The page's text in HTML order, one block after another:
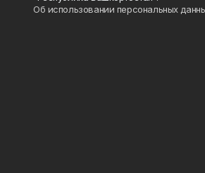
Об использовании персональных